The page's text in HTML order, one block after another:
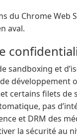
du Chrome Web
aval.
sandboxing et
développement
certains filets
pas
et DRM des
la sécurité au